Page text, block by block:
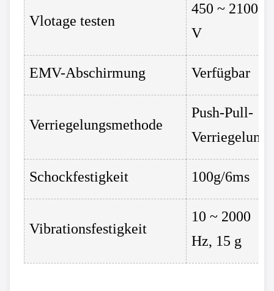
Vlotage testen
450 ~ 2100
V
EMV-Abschirmung Verfügbar
Verriegelungsmethode
Push-Pull-
Verriegelung
Schockfestigkeit 100g/6ms
Vibrationsfestigkeit
10 ~ 2000
Hz, 15 g